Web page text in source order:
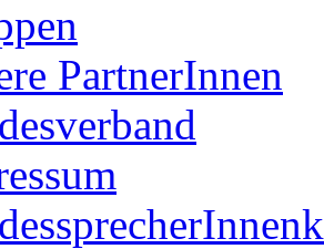
PartnerInnen